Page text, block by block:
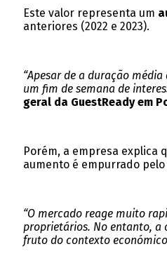
Este valor representa um
anteriores (2022 e 2023).
“Apesar de a duração
um fim de semana de
geral da GuestReady em
Porém, a empresa explica
aumento é empurrado
“O mercado reage muito
proprietários. No entanto, a
fruto do contexto